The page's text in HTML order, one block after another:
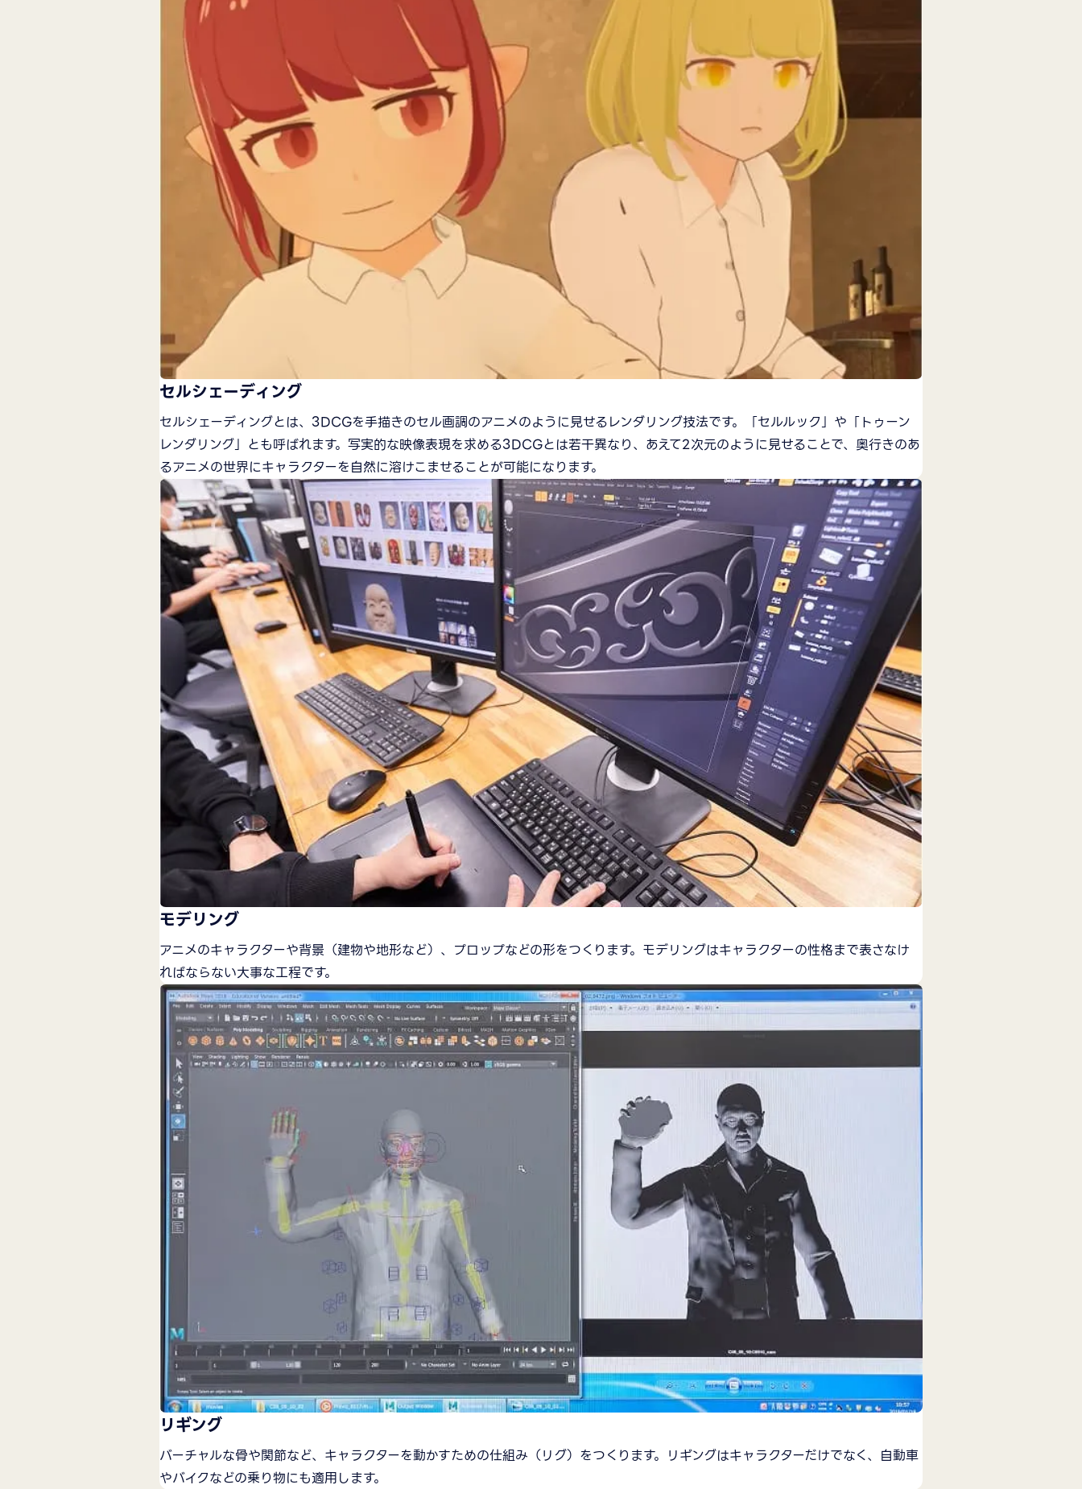
セルシェーディング
セルシェーディングとは、3DCGを手描きのセル画調のアニメのように見せるレンダリング技法です。「セルルック」や「トゥーン
レンダリング」とも呼ばれます。写実的な映像表現を求める3DCGとは若干異なり、あえて2次元のように見せることで、奥行きのあ
るアニメの世界にキャラクターを自然に溶けこませることが可能になります。
モデリング
アニメのキャラクターや背景（建物や地形など）、プロップなどの形をつくります。モデリングはキャラクターの性格まで表さなけ
ればならない大事な工程です。
リギング
バーチャルな骨や関節など、キャラクターを動かすための仕組み（リグ）をつくります。リギングはキャラクターだけでなく、自動車
やバイクなどの乗り物にも適用します。